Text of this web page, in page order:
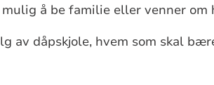
mulig å be familie eller venner
av dåpskjole, hvem som skal